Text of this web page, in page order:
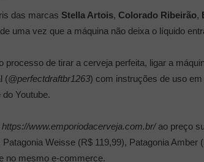
das marcas Stella Artois, Colorado Ribeirão,
uma vez que a máquina não deixa o líquido
de tirar a cerveja perfeita, ligar a
(@perfectdraftbr1263) com instruções de uso
Youtube.
https://www.emporiodacerveja.com.br/ao preço
Weisse (R$ 119,99), Patagonia
no mesmo e-commerce.